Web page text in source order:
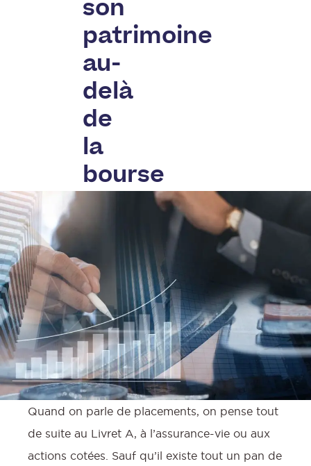
son
patrimoine
au-
delà
de
la
bourse
Quand on parle de placements, on pense tout
de suite au Livret A, à l’assurance-vie ou aux
actions cotées. Sauf qu’il existe tout un pan de